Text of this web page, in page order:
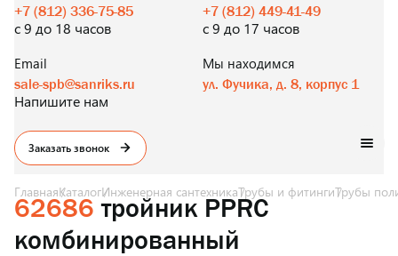
+7 (812) 336-75-85
с 9 до 18 часов
+7 (812) 449-41-49
с 9 до 17 часов
Email
sale-spb@sanriks.ru
Напишите нам
Мы находимся
ул. Фучика, д. 8, корпус 1
Заказать звонок
ГлавнаяКаталогИнженерная сантехникаТрубы и фитингиТрубы
62686 тройник PPRC
комбинированный